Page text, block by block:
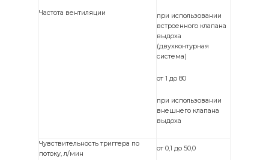
Частота вентиляции
при использовании
встроенного клапана
выдоха
(двухконтурная
система)
от 1 до 80
при использовании
внешнего клапана
выдоха
Чувствительность триггера по
потоку, л/мин
от 0,1 до 50,0